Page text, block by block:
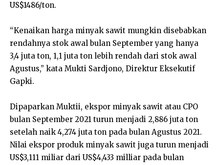
US$1486/ton.
“Kenaikan harga minyak sawit mungkin disebabkan
rendahnya stok awal bulan September yang hanya
3,4 juta ton, 1,1 juta ton lebih rendah dari stok awal
Agustus,” kata Mukti Sardjono, Direktur Eksekutif
Gapki.
Dipaparkan Muktii, ekspor minyak sawit atau CPO
bulan September 2021 turun menjadi 2,886 juta ton
setelah naik 4,274 juta ton pada bulan Agustus 2021.
Nilai ekspor produk minyak sawit juga turun menjadi
US$3,111 miliar dari US$4,433 milliar pada bulan